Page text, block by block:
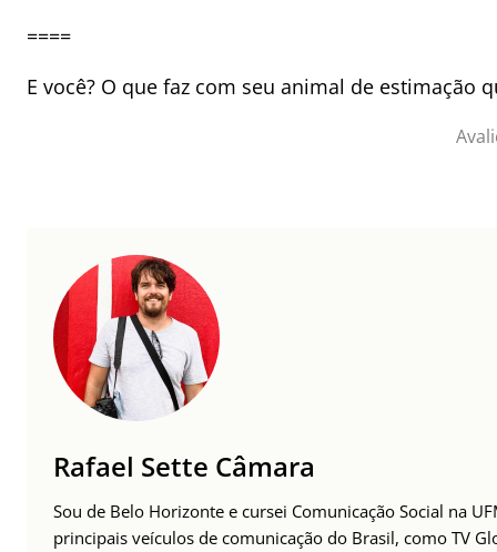
====
E você? O que faz com seu animal de estimação
Rafael Sette Câmara
Sou de Belo Horizonte e cursei Comunicação Social na
principais veículos de comunicação do Brasil, como TV